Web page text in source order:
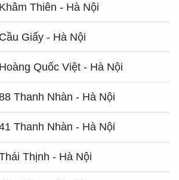
Thiên - Hà Nội
Giấy - Hà Nội
Quốc Việt - Hà Nội
Thanh Nhàn - Hà Nội
Thanh Nhàn - Hà Nội
Thịnh - Hà Nội